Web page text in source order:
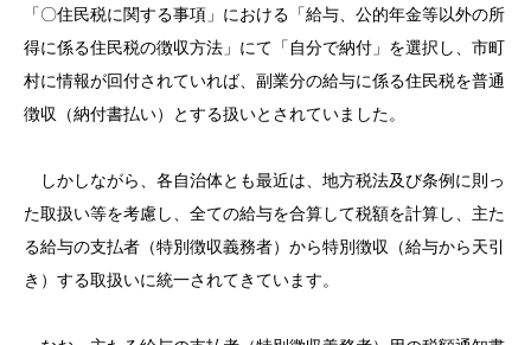
「〇住民税に関する事項」における「給与、公的年金等以外の所
得に係る住民税の徴収方法」にて「自分で納付」を選択し、市町
村に情報が回付されていれば、副業分の給与に係る住民税を普通
徴収（納付書払い）とする扱いとされていました。
しかしながら、各自治体とも最近は、地方税法及び条例に則っ
た取扱い等を考慮し、全ての給与を合算して税額を計算し、主た
る給与の支払者（特別徴収義務者）から特別徴収（給与から天引
き）する取扱いに統一されてきています。